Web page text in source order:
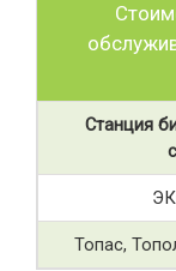
Станция
Топас,